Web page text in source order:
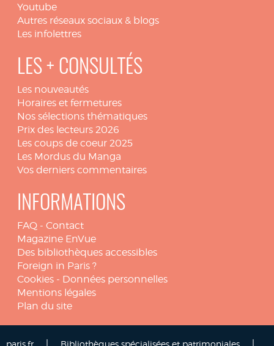
Youtube
Autres réseaux sociaux & blogs
Les infolettres
LES + CONSULTÉS
Les nouveautés
Horaires et fermetures
Nos sélections thématiques
Prix des lecteurs 2026
Les coups de coeur 2025
Les Mordus du Manga
Vos derniers commentaires
INFORMATIONS
FAQ - Contact
Magazine EnVue
Des bibliothèques accessibles
Foreign in Paris ?
Cookies - Données personnelles
Mentions légales
Plan du site
paris.fr Bibliothèques spécialisées et patrimoniales